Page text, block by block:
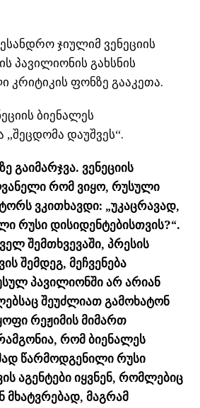
ჯიულიმ ვენეციის
პავილიონის გახსნის
კრიტიკის ფონზე გააკეთა.
ბიენალეს
დაუშვეს“.
გაიმარჯვა. ვენეციის
რომ ვიყო, რუსული
ვკითხავდი: „უკაცრავად,
რუსი დისიდენტებისთვის?“.
შემთხვევაში, პრესის
შემდეგ, მეჩვენება
პავილიონში არ არიან
შეუძლიათ გამოხატონ
რეჟიმის მიმართ
რომ ბიენალეს
წარმოდგენილი რუსი
აგენტები იყვნენ, რომლებიც
მხატვრებად, მაგრამ